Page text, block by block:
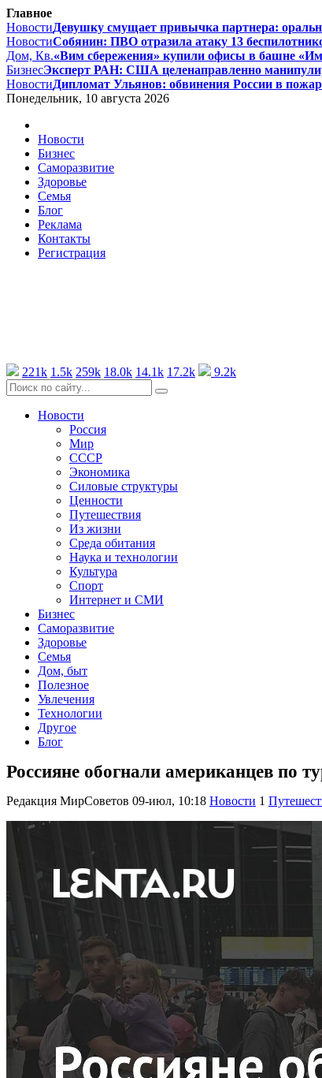
Главное
НовостиДевушку смущает привычка партнера:
НовостиСобянин: ПВО отразила атаку 13
Дом, Кв.«Вим сбережения» купили офисы в башне
БизнесЭксперт РАН: США целенаправленно
НовостиДипломат Ульянов: обвинения России в
Понедельник, 10 августа 2026
Новости
Бизнес
Саморазвитие
Здоровье
Семья
Блог
Реклама
Контакты
Регистрация
221k 1.5k 259k 18.0k 14.1k 17.2k 9.2k
Новости
Россия
Мир
СССР
Экономика
Силовые структуры
Ценности
Путешествия
Из жизни
Среда обитания
Наука и технологии
Культура
Спорт
Интернет и СМИ
Бизнес
Саморазвитие
Здоровье
Семья
Дом, быт
Полезное
Увлечения
Технологии
Другое
Блог
Россияне обогнали американцев по
Редакция МирСоветов 09-июл, 10:18 Новости 1